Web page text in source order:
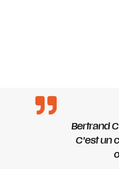
Bertrand
C’est un